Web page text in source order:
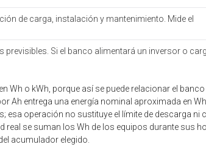
de carga, instalación y mantenimiento. Mide el
Si el banco alimentará un inversor o
Wh o kWh, porque así se puede relacionar el
Ah entrega una energía nominal aproximada en
esa operación no sustituye el límite de descarga ni
real se suman los Wh de los equipos durante sus
acumulador elegido.